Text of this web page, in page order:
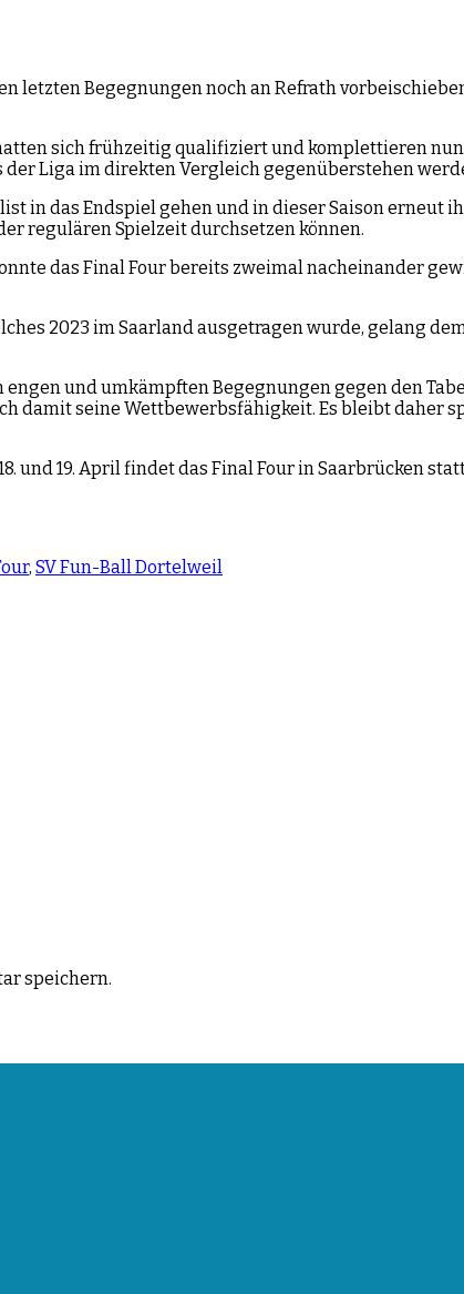
letzten Begegnungen noch an Refrath
sich frühzeitig qualifiziert und komplettieren
Liga im direkten Vergleich gegenüberstehen
in das Endspiel gehen und in dieser Saison erneut
regulären Spielzeit durchsetzen können.
das Final Four bereits zweimal nacheinander
2023 im Saarland ausgetragen wurde, gelang
und umkämpften Begegnungen gegen den
seine Wettbewerbsfähigkeit. Es bleibt daher
und 19. April findet das Final Four in Saarbrücken
, SV Fun-Ball Dortelweil
speichern.